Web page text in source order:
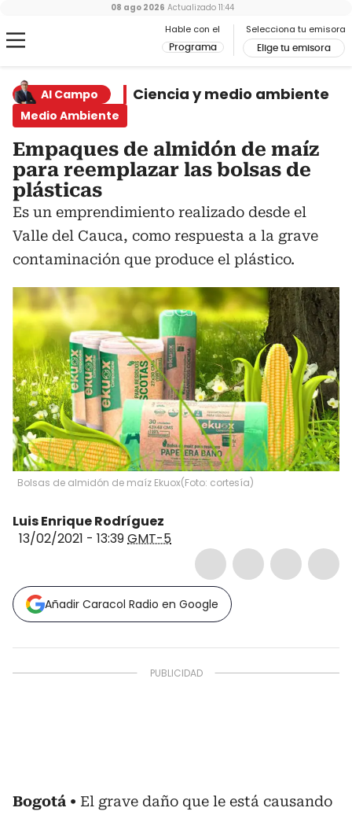
Hable con el
Programa
Selecciona tu emisora
Elige tu emisora
08 ago 2026 Actualizado 11:44
Al Campo Ciencia y medio ambiente
Medio Ambiente
Empaques de almidón de maíz
para reemplazar las bolsas de
plásticas
Es un emprendimiento realizado desde el
Valle del Cauca, como respuesta a la grave
contaminación que produce el plástico.
Bolsas de almidón de maíz Ekuox(Foto: cortesía)
Luis Enrique Rodríguez
13/02/2021 - 13:39GMT-5
Añadir Caracol Radio en Google
Bogotá
El grave daño que le está causando